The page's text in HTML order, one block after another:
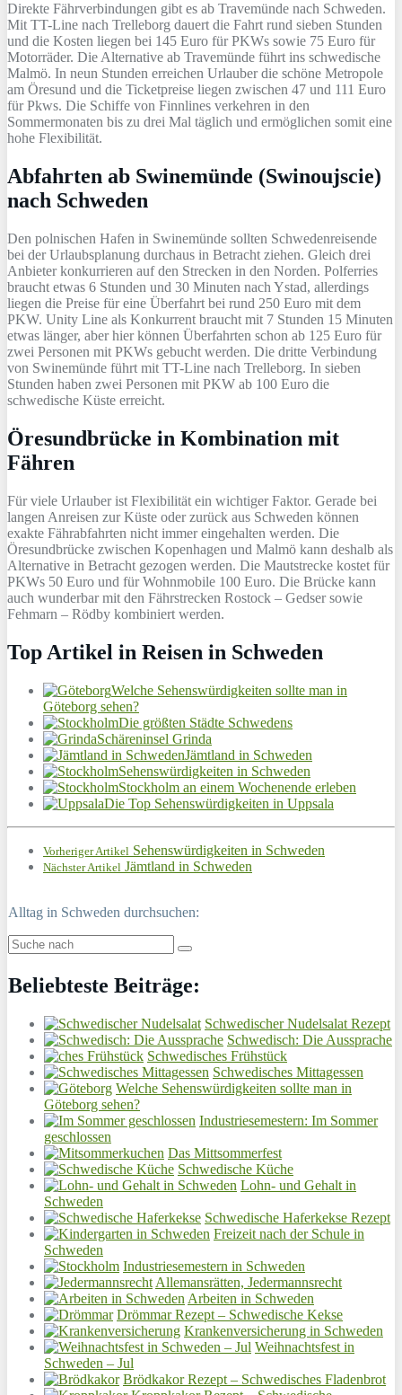
Direkte Fährverbindungen gibt es ab Travemünde nach Schweden.
Mit TT-Line nach Trelleborg dauert die Fahrt rund sieben Stunden
und die Kosten liegen bei 145 Euro für PKWs sowie 75 Euro für
Motorräder. Die Alternative ab Travemünde führt ins schwedische
Malmö. In neun Stunden erreichen Urlauber die schöne Metropole
am Öresund und die Ticketpreise liegen zwischen 47 und 111 Euro
für Pkws. Die Schiffe von Finnlines verkehren in den
Sommermonaten bis zu drei Mal täglich und ermöglichen somit eine
hohe Flexibilität.
Abfahrten ab Swinemünde (Swinoujscie)
nach Schweden
Den polnischen Hafen in Swinemünde sollten Schwedenreisende
bei der Urlaubsplanung durchaus in Betracht ziehen. Gleich drei
Anbieter konkurrieren auf den Strecken in den Norden. Polferries
braucht etwas 6 Stunden und 30 Minuten nach Ystad, allerdings
liegen die Preise für eine Überfahrt bei rund 250 Euro mit dem
PKW. Unity Line als Konkurrent braucht mit 7 Stunden 15 Minuten
etwas länger, aber hier können Überfahrten schon ab 125 Euro für
zwei Personen mit PKWs gebucht werden. Die dritte Verbindung
von Swinemünde führt mit TT-Line nach Trelleborg. In sieben
Stunden haben zwei Personen mit PKW ab 100 Euro die
schwedische Küste erreicht.
Öresundbrücke in Kombination mit
Fähren
Für viele Urlauber ist Flexibilität ein wichtiger Faktor. Gerade bei
langen Anreisen zur Küste oder zurück aus Schweden können
exakte Fährabfahrten nicht immer eingehalten werden. Die
Öresundbrücke zwischen Kopenhagen und Malmö kann deshalb als
Alternative in Betracht gezogen werden. Die Mautstrecke kostet für
PKWs 50 Euro und für Wohnmobile 100 Euro. Die Brücke kann
auch wunderbar mit den Fährstrecken Rostock – Gedser sowie
Fehmarn – Rödby kombiniert werden.
Top Artikel in Reisen in Schweden
Welche Sehenswürdigkeiten sollte man in
Göteborg sehen?
Die größten Städte Schwedens
Schäreninsel Grinda
Jämtland in Schweden
Sehenswürdigkeiten in Schweden
Stockholm an einem Wochenende erleben
Die Top Sehenswürdigkeiten in Uppsala
Vorheriger Artikel Sehenswürdigkeiten in Schweden
Nächster Artikel Jämtland in Schweden
Alltag in Schweden durchsuchen:
Beliebteste Beiträge:
Schwedischer Nudelsalat Rezept
Schwedisch: Die Aussprache
Schwedisches Frühstück
Schwedisches Mittagessen
Welche Sehenswürdigkeiten sollte man in
Göteborg sehen?
Industriesemestern: Im Sommer
geschlossen
Das Mittsommerfest
Schwedische Küche
Lohn- und Gehalt in
Schweden
Schwedische Haferkekse Rezept
Freizeit nach der Schule in
Schweden
Industriesemestern in Schweden
Allemansrätten, Jedermannsrecht
Arbeiten in Schweden
Drömmar Rezept – Schwedische Kekse
Krankenversicherung in Schweden
Weihnachtsfest in
Schweden – Jul
Brödkakor Rezept – Schwedisches Fladenbrot